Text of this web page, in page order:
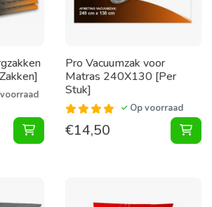
Vacuüm Opbergzakken Home XL
Pro Vacuumzak voor
Matras 240X130 [Per
Stuk]
Op voorraad
€14,50